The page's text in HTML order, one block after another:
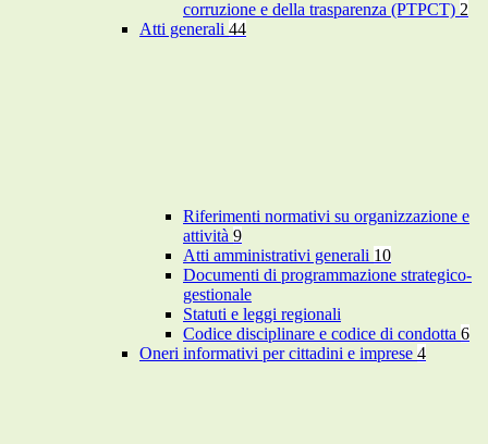
corruzione e della trasparenza (PTPCT) 2
Atti generali 44
Riferimenti normativi su organizzazione e
attività 9
Atti amministrativi generali 10
Documenti di programmazione strategico-
gestionale
Statuti e leggi regionali
Codice disciplinare e codice di condotta 6
Oneri informativi per cittadini e imprese 4